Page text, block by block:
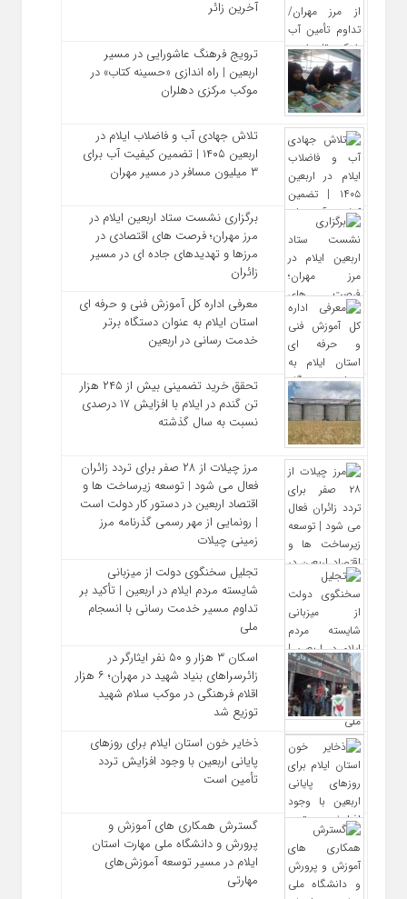
آخرین زائر
ترویج فرهنگ عاشورایی در مسیر
اربعین | راه‌ اندازی «حسینه کتاب» در
موکب مرکزی دهلران
تلاش جهادی آب و فاضلاب ایلام در
اربعین ۱۴۰۵ | تضمین کیفیت آب برای
۳ میلیون مسافر در مسیر مهران
برگزاری نشست ستاد اربعین ایلام در
مرز مهران؛ فرصت‌ های اقتصادی در
مرزها و تهدیدهای جاده‌ ای در مسیر
زائران
معرفی اداره کل آموزش فنی و حرفه‌ ای
استان ایلام به‌ عنوان دستگاه برتر
خدمت‌ رسانی در اربعین
تحقق خرید تضمینی بیش از ۲۴۵ هزار
تن گندم در ایلام با افزایش ۱۷ درصدی
نسبت به سال گذشته
مرز چیلات از ۲۸ صفر برای تردد زائران
فعال می‌ شود | توسعه زیرساخت‌ ها و
اقتصاد اربعین در دستور کار دولت است
| رونمایی از مهر رسمی گذرنامه مرز
زمینی چیلات
تجلیل سخنگوی دولت از میزبانی
شایسته مردم ایلام در اربعین | تأکید بر
تداوم مسیر خدمت‌ رسانی با انسجام
ملی
اسکان ۳ هزار و ۵۰ نفر ایثارگر در
زائرسراهای بنیاد شهید در مهران؛ ۶ هزار
اقلام فرهنگی در موکب سلام شهید
توزیع شد
ذخایر خون استان ایلام برای روزهای
پایانی اربعین با وجود افزایش تردد
تأمین است
گسترش همکاری‌ های آموزش و
پرورش و دانشگاه ملی مهارت استان
ایلام در مسیر توسعه آموزش‌های
مهارتی